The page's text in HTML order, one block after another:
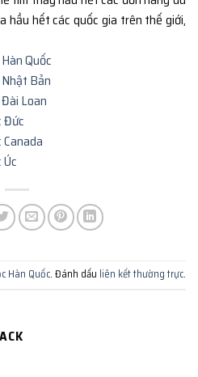
hầu hết các quốc gia trên thế giới,
Quốc
Bản
Loan
Đức
Hàn Quốc. Đánh dấu liên kết thường trực.